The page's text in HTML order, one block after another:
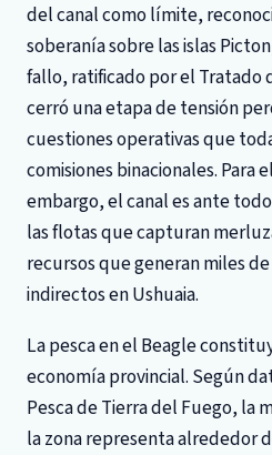
del canal como límite,
soberanía sobre las islas
fallo, ratificado por el Tratado
cerró una etapa de tensión
cuestiones operativas que
comisiones binacionales. Para
embargo, el canal es ante
las flotas que capturan
recursos que generan miles
indirectos en Ushuaia.
La pesca en el Beagle
economía provincial. Según
Pesca de Tierra del Fuego, la
la zona representa alrededor